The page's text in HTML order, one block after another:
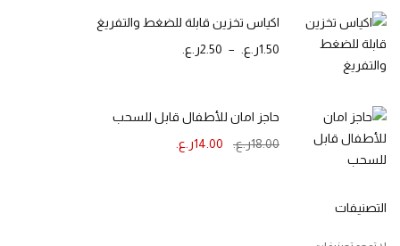
اكياس تخزين قابلة للضغط والتفريغ
1.50ر.ع. –
2.50ر.ع.
حاجز امان للأطفال قابل للسحب
18.00ر.ع. 14.00ر.ع.
التصنيفات